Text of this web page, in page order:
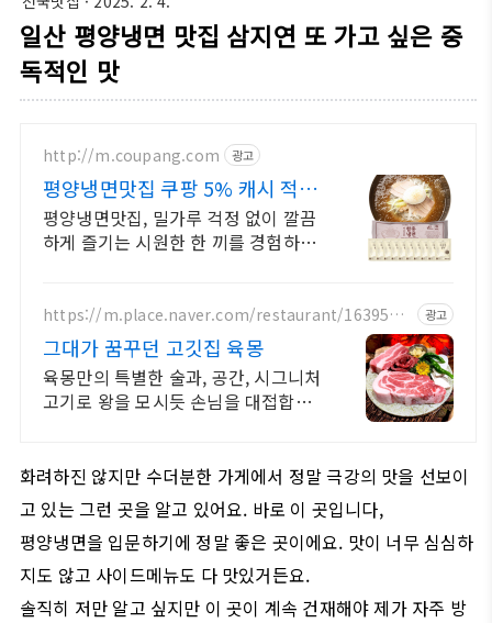
일산 평양냉면 맛집 삼지연 또 가고 싶은 중
독적인 맛
http://m.coupang.com 광고
평양냉면맛집 쿠팡 5% 캐시 적립
혜택
평양냉면맛집, 밀가루 걱정 없이 깔끔
하게 즐기는 시원한 한 끼를 경험하세
https://m.place.naver.com/restaurant/1639516
광고
그대가 꿈꾸던 고깃집 육몽
육몽만의 특별한 술과, 공간, 시그니처
고기로 왕을 모시듯 손님을 대접합니
화려하진 않지만 수더분한 가게에서 정말 극강의 맛을 선보이
고 있는 그런 곳을 알고 있어요. 바로 이 곳입니다,
평양냉면을 입문하기에 정말 좋은 곳이에요. 맛이 너무 심심하
지도 않고 사이드메뉴도 다 맛있거든요.
솔직히 저만 알고 싶지만 이 곳이 계속 건재해야 제가 자주 방